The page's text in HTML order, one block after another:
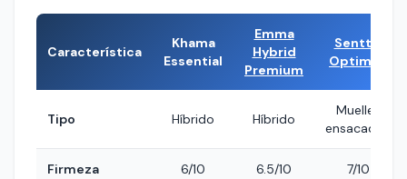
Característica
Khama
Essential
Emma
Hybrid
Premium
Senttix
Optimus
Tipo Híbrido Híbrido
Muelles
ensacados
Firmeza 6/10 6.5/10 7/10